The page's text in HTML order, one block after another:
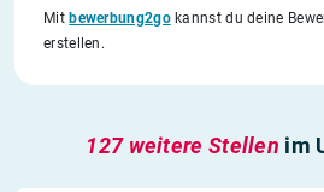
Mit bewerbung2gokannst du deine
erstellen.
127 weitere Stellen im